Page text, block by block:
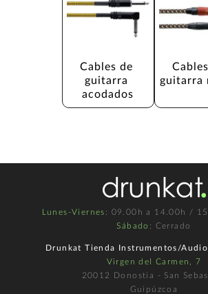
Cables de
guitarra
acodados
guitarra
Lunes-Viernes : 09.00h a 14.00h /
Sábado : Cerrado
Drunkat Tienda Instrumentos/
Virgen del Carmen, 7
20012 Donostia - San
Guipúzcoa